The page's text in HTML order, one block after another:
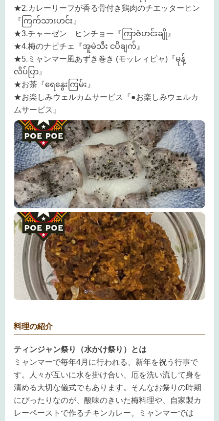
★2.カレーリーフが香る骨付き鶏肉のチエッターヒン
『ကြက်သားဟင်း』
★3.チャーゼン ヒンチョー『ကြာဇံဟင်းချို』
★4.梅のナピチェ『အူမဲသီး ငပိချက်』
★5.ミャンマー風あずき巻き (モッレィピャ)『မုန့်
လိပ်ပြာ』
★お茶『ရေနွေးကြမ်း』
★お楽しみウェルカムサービス『●お楽しみウェルカ
ムサービス』
料理の紹介
ティンジャン祭り（水かけ祭り）とは
ミャンマーで毎年4月に行われる、新年を祝う行事で
す。人々が互いに水を掛け合い、厄を洗い流して身を
清める大切な儀式でもあります。そんなお祭りの時期
にぴったりなのが、酸味のきいた梅料理や、自家製カ
レーペーストで作るチキンカレー。ミャンマーでは